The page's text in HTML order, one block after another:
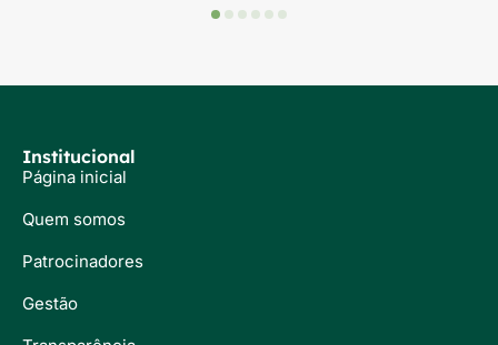
Institucional
Página inicial
Quem somos
Patrocinadores
Gestão